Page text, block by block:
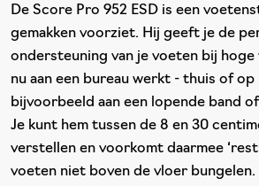
De Score Pro 952 ESD is een
gemakken voorziet. Hij geeft je de
ondersteuning van je voeten bij hoge
nu aan een bureau werkt - thuis of
bijvoorbeeld aan een lopende band
Je kunt hem tussen de 8 en 30
verstellen en voorkomt daarmee
voeten niet boven de vloer